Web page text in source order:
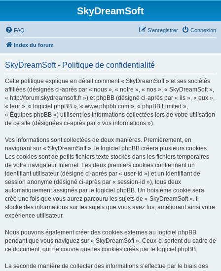
SkyDreamSoft
FAQ Connexion
S’enregistrer
Index du forum
SkyDreamSoft - Politique de confidentialité
Cette politique explique en détail comment « SkyDreamSoft » et ses sociétés
affiliées (désignés ci-après par « nous », « notre », « nos », « SkyDreamSoft »,
« http://forum.skydreamsoft.fr ») et phpBB (désigné ci-après par « ils », « eux »,
« leur », « logiciel phpBB », « www.phpbb.com », « phpBB Limited »,
« Équipes phpBB ») utilisent les informations collectées lors de votre utilisation
de ce site (désignées ci-après par « vos informations »).
Vos informations sont collectées de deux manières. Premièrement, en
naviguant sur « SkyDreamSoft », le logiciel phpBB créera plusieurs cookies.
Les cookies sont de petits fichiers texte stockés dans les fichiers temporaires
de votre navigateur Internet. Les deux premiers cookies contiennent un
identifiant utilisateur (désigné ci-après par « user-id ») et un identifiant de
session anonyme (désigné ci-après par « session-id »), tous deux
automatiquement assignés par le logiciel phpBB. Un troisième cookie sera
créé une fois que vous aurez parcouru les sujets de « SkyDreamSoft ». Il
stocke des informations sur les sujets que vous avez lus, améliorant ainsi votre
expérience utilisateur.
Nous pouvons également créer des cookies externes au logiciel phpBB
pendant que vous naviguez sur « SkyDreamSoft ». Ceux-ci sortent du cadre de
ce document, qui ne couvre que les cookies créés par le logiciel phpBB.
La seconde manière de collecter des informations s’effectue par le biais des